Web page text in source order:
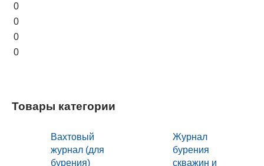
0
0
0
0
Товары категории
Вахтовый
журнал (для
бурения)
Журнал
бурения
скважин и